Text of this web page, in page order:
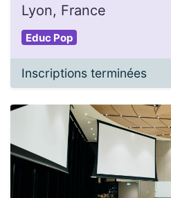
Lyon, France
Educ Pop
Inscriptions terminées